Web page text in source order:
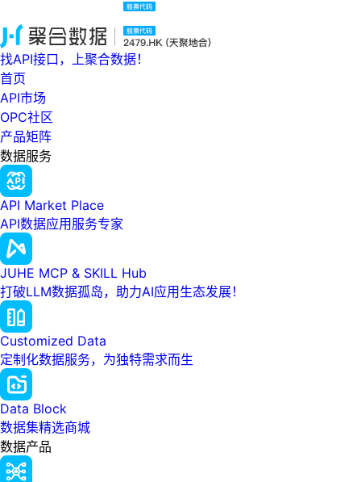
找API接口，上聚合数据！
首页
API市场
OPC社区
产品矩阵
数据服务
API Market Place
API数据应用服务专家
JUHE MCP & SKILL Hub
打破LLM数据孤岛，助力AI应用生态发展！
Customized Data
定制化数据服务，为独特需求而生
Data Block
数据集精选商城
数据产品